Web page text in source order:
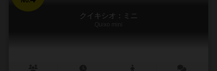
クイキシオ：ミニ
Quixo mini